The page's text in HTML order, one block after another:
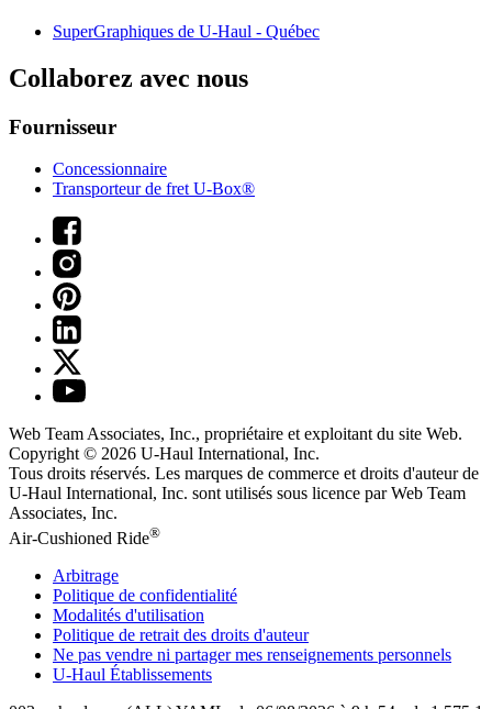
SuperGraphiques de U-Haul - Québec
Collaborez avec nous
Fournisseur
Concessionnaire
Transporteur de fret U-Box®
Web Team Associates, Inc., propriétaire et exploitant du site Web.
Copyright © 2026 U-Haul International, Inc.
Tous droits réservés. Les marques de commerce et droits d'auteur de
U-Haul International, Inc. sont utilisés sous licence par Web Team
Associates, Inc.
Air-Cushioned Ride®
Arbitrage
Politique de confidentialité
Modalités d'utilisation
Politique de retrait des droits d'auteur
Ne pas vendre ni partager mes renseignements personnels
U-Haul Établissements